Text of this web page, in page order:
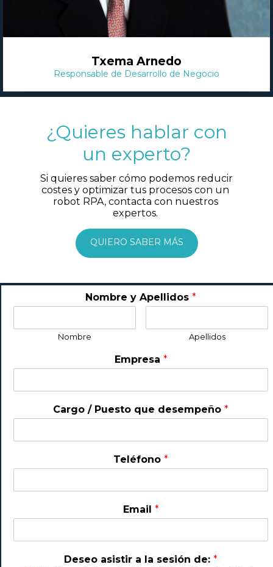
Txema Arnedo
Responsable de Desarrollo de Negocio
¿Quieres hablar con
un experto?
costes y optimizar tus procesos con un
robot RPA, contacta con nuestros
expertos.
QUIERO SABER MÁS
Nombre y Apellidos *
Nombre Apellidos
Empresa *
Cargo / Puesto que desempeño *
Teléfono *
Email *
Deseo asistir a la sesión de: *